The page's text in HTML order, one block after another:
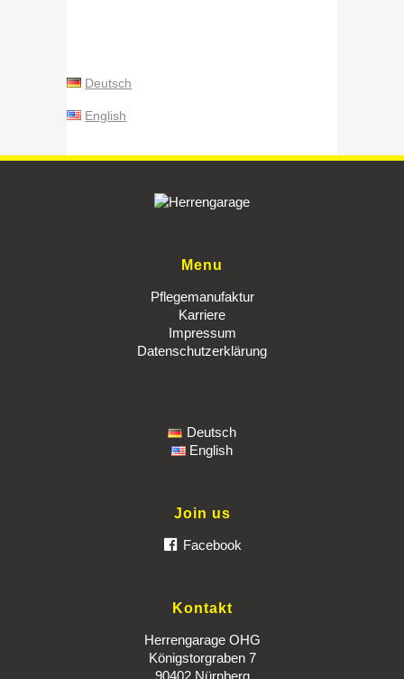
Deutsch
English
Menu
Pflegemanufaktur
Karriere
Impressum
Datenschutzerklärung
Deutsch
English
Join us
Facebook
Kontakt
Herrengarage OHG
Königstorgraben 7
90402 Nürnberg